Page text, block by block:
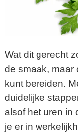
Wat dit gerecht
de smaak, maar
kunt bereiden.
duidelijke
alsof het uren in
je er in